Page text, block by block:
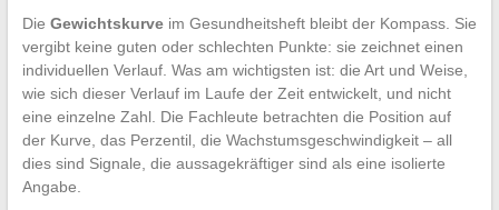
Die Gewichtskurveim Gesundheitsheft bleibt der Kompass. Sie
vergibt keine guten oder schlechten Punkte: sie zeichnet einen
individuellen Verlauf. Was am wichtigsten ist: die Art und Weise,
wie sich dieser Verlauf im Laufe der Zeit entwickelt, und nicht
eine einzelne Zahl. Die Fachleute betrachten die Position auf
der Kurve, das Perzentil, die Wachstumsgeschwindigkeit – all
dies sind Signale, die aussagekräftiger sind als eine isolierte
Angabe.